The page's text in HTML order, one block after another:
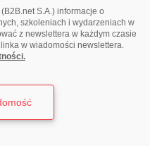
S.A.) informacje o
szkoleniach i wydarzeniach w
z newslettera w każdym czasie
w wiadomości newslettera.